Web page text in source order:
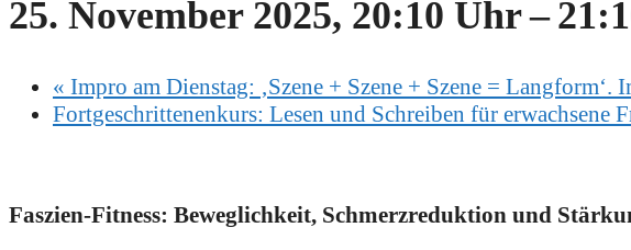
25. November 2025, 20:10 Uhr–
« Impro am Dienstag: ‚Szene + Szene + Szene =
Fortgeschrittenenkurs: Lesen und Schreiben für erwachsene
Faszien-Fitness: Beweglichkeit, Schmerzreduktion und